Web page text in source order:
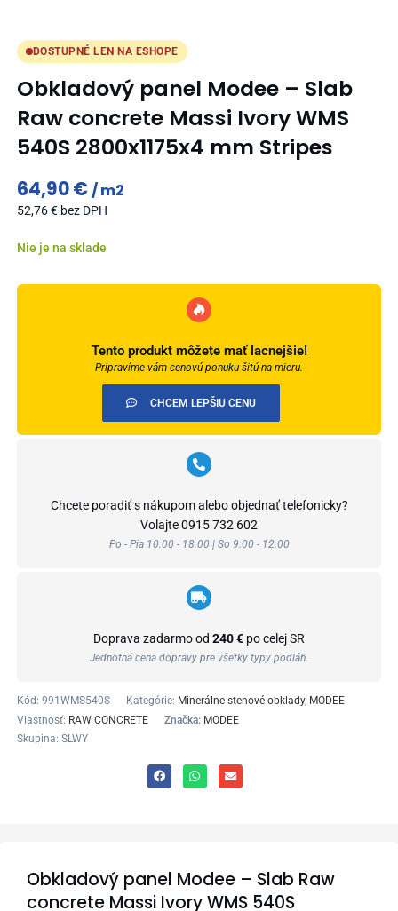
DOSTUPNÉ LEN NA ESHOPE
Obkladový panel Modee – Slab
Raw concrete Massi Ivory WMS
540S 2800x1175x4 mm Stripes
64,90€ m2
52,76€ bez DPH
Nie je na sklade
Tento produkt môžete mať lacnejšie!
Pripravíme vám cenovú ponuku šitú na mieru.
CHCEM LEPŠIU CENU
Chcete poradiť s nákupom alebo objednať telefonicky?
Volajte0915 732 602
Po - Pia 10:00 - 18:00 | So 9:00 - 12:00
Doprava zadarmo od 240 € po celej SR
Jednotná cena dopravy pre všetky typy podláh.
Kód: 991WMS540S Kategórie: Minerálne stenové obklady, MODEE
Vlastnosť: RAW CONCRETE Značka: MODEE
Skupina: SLWY
Obkladový panel Modee – Slab Raw
concrete Massi Ivory WMS 540S